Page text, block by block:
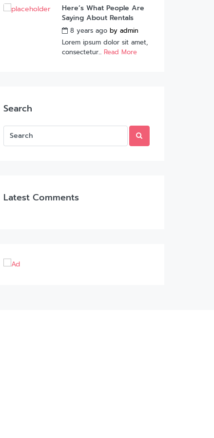
Here’s What People Are
Saying About Rentals
8 years ago by admin
Lorem ipsum dolor sit amet,
consectetur... Read More
Search
Latest Comments